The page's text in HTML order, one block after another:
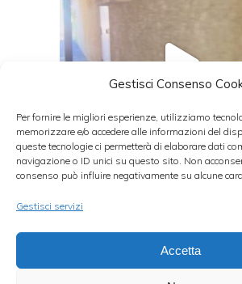
Gestisci Consenso
Per fornire le migliori esperienze, utilizziamo
memorizzare e/o accedere alle informazioni del
queste tecnologie ci permetterà di elaborare dati
navigazione o ID unici su questo sito. Non
consenso può influire negativamente su alcune
Gestisci servizi
Accetta